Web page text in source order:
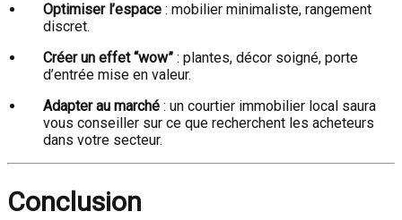
Optimiser l’espace : mobilier minimaliste, rangement
discret.
Créer un effet “wow” : plantes, décor soigné, porte
d’entrée mise en valeur.
Adapter au marché : un courtier immobilier local saura
vous conseiller sur ce que recherchent les acheteurs
dans votre secteur.
Conclusion